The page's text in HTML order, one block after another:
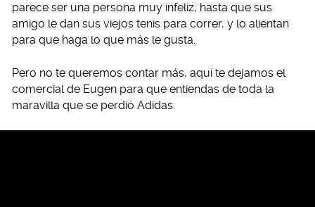
parece ser una persona muy infeliz, hasta que sus
amigo le dan sus viejos tenis para correr, y lo alientan
para que haga lo que más le gusta.
Pero no te queremos contar más, aquí te dejamos el
comercial de Eugen para que entiendas de toda la
maravilla que se perdió Adidas: